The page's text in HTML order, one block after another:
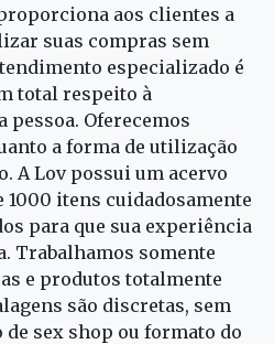
aos clientes a
suas compras sem
especializado é
total respeito à
pessoa. Oferecemos
a forma de utilização
A Lov possui um acervo
itens cuidadosamente
para que sua experiência
Trabalhamos somente
e produtos totalmente
são discretas, sem
sex shop ou formato do